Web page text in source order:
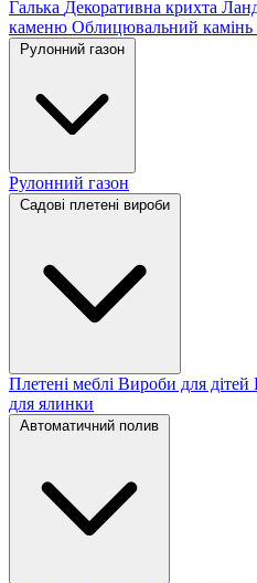
Галька Декоративна крихта
каменю Облицювальний камінь
Рулонний газон
Рулонний газон
Садові плетені вироби
Плетені меблі Вироби для дітей
для ялинки
Автоматичний полив